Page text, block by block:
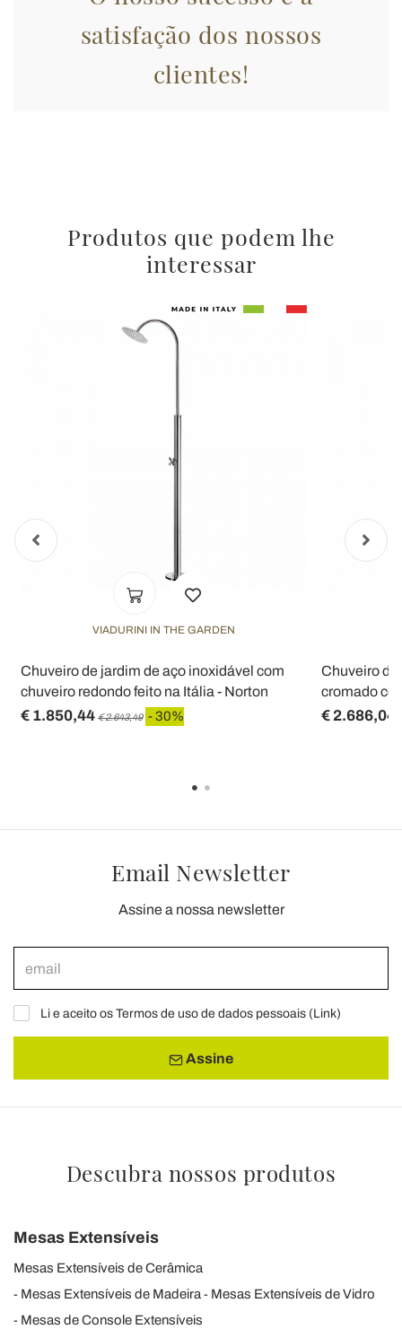
raccolto dal suo utilizzo dei loro servizi.
satisfação dos nossos
clientes!
Produtos que podem lhe
interessar
VIADURINI IN THE GARDEN
Chuveiro de jardim de aço inoxidável com
chuveiro redondo feito na Itália - Norton
€ 1.850,44 € 2.643,49 - 30%
Chuveiro
cromado
€ 2.686,04
Email Newsletter
Assine a nossa newsletter
Li e aceito os Termos de uso de dados pessoais (Link)
Assine
Descubra nossos produtos
Mesas Extensíveis
Mesas Extensíveis de Cerâmica
Mesas Extensíveis de Madeira
Mesas Extensíveis de Vidro
Mesas de Console Extensíveis